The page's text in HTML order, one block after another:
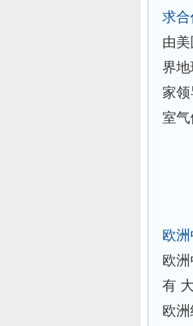
求
由
界
家
室气
欧
欧
有
欧